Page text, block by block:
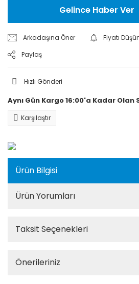
Gelince Haber Ver
Arkadaşına Öner
Fiyatı
Paylaş
Hızlı Gönderi
Aynı Gün Kargo 16:00'a Kadar
Karşılaştır
Ürün Bilgisi
Ürün Yorumları
Taksit Seçenekleri
Önerileriniz